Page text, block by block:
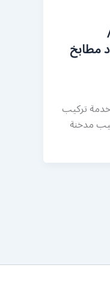
مطابخ
تركيب
مدخنة